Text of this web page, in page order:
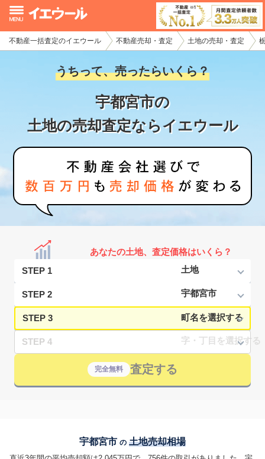
不動産一括査定のイエウール 不動産売却・査定 土地の売却・査定
うちって、売ったらいくら？
宇都宮市の
土地の売却査定ならイエウール
あなたの土地、査定価格はいくら？
STEP 1
STEP 2
STEP 3
STEP 4
完全無料 査定する
宇都宮市 の 土地売却相場
イエウール加盟希望の不動産会社様
初めての方へ
不動産の売却・一括査定
家査定シミュレーター
お問い合わせ